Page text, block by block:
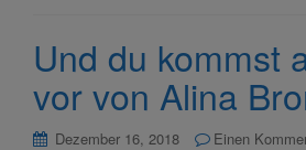
Und du kommst
vor von Alina
Dezember 16, 2018
Einen